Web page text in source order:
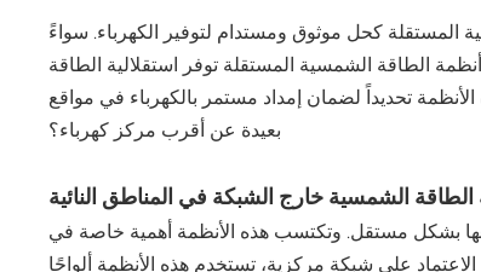
كحل موثوق ومستدام لتوفير الكهرباء. سواءً
الطاقة الشمسية المستقلة توفر استقلالية الطاقة
الأنظمة تحديداً لضمان إمداد مستمر بالكهرباء في مواقع
بعيدة عن أقرب مركز كهرباء؟
الشمسية خارج الشبكة في المناطق النائية
بشكل مستقل. وتكتسب هذه الأنظمة أهمية خاصة في
على شبكة مركزية، تستخدم هذه الأنظمة ألواحًا